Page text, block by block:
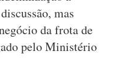
mas
da frota de
pelo Ministério